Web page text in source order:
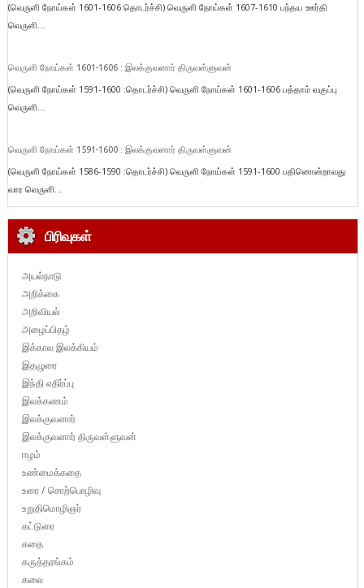
(வெருளி நோய்கள் 1601-1606 தொடர்ச்சி) வெருளி நோய்கள் 1607-1610 பந்தய ஊர்தி
வெருளி...
வெருளி நோய்கள் 1601-1606 : இலக்குவனார் திருவள்ளுவன்
(வெருளி நோய்கள் 1591-1600 :தொடர்ச்சி) வெருளி நோய்கள் 1601-1606 பத்தாம் வகுப்பு
வெருளி...
வெருளி நோய்கள் 1591-1600 : இலக்குவனார் திருவள்ளுவன்
(வெருளி நோய்கள் 1586-1590 :தொடர்ச்சி) வெருளி நோய்கள் 1591-1600 பதினொன்றாவது
வார வெருளி...
பிரிவுகள்
அயல்நாடு
அறிக்கை
அறிவியல்
அழைப்பிதழ்
இக்கால இலக்கியம்
இதழுரை
இந்தி எதிர்ப்பு
இலக்கணம்
இலக்குவனார்
இலக்குவனார் திருவள்ளுவன்
ஈழம்
உண்மைக்கதை
உரை / சொற்பொழிவு
உறுதிமொழிஞர்
கட்டுரை
கதை
கருத்தரங்கம்
கலை